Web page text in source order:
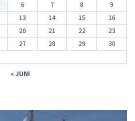
6 7 8
9
13 14 15
16
20 21 22
23
27 28 29
30
« JUNI